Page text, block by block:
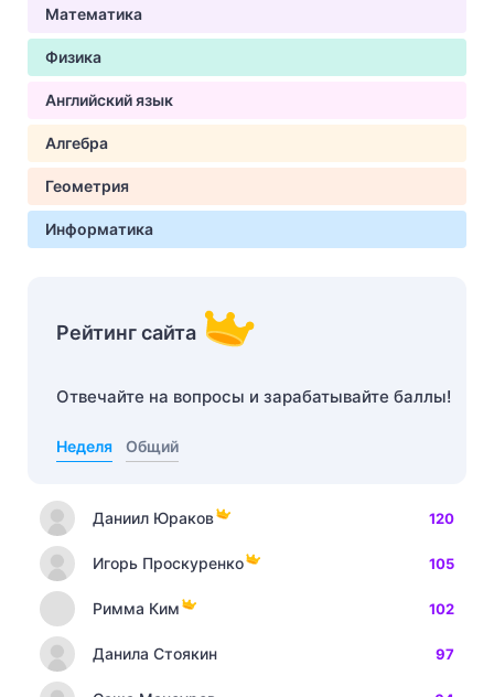
Математика
Физика
Английский язык
Алгебра
Геометрия
Информатика
Рейтинг сайта
Отвечайте на вопросы и зарабатывайте баллы!
Неделя Общий
Даниил Юраков 120
Игорь Проскуренко 105
Римма Ким 102
Данила Стоякин 97